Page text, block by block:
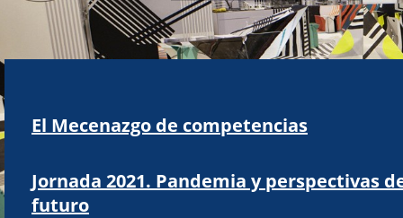
El Mecenazgo de competencias
Jornada 2021. Pandemia y perspectivas
futuro